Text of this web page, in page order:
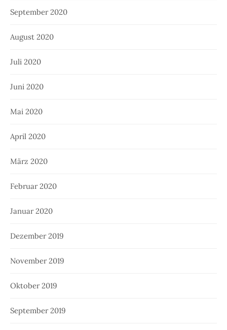
September 2020
August 2020
Juli 2020
Juni 2020
Mai 2020
April 2020
März 2020
Februar 2020
Januar 2020
Dezember 2019
November 2019
Oktober 2019
September 2019